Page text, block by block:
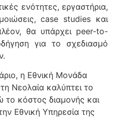
ενότητες, εργαστήρια,
case studies και
θα υπάρχει peer-to-
για το σχεδιασμό
η Εθνική Μονάδα
Νεολαία καλύπτει το
κόστος διαμονής και
Εθνική Υπηρεσία της